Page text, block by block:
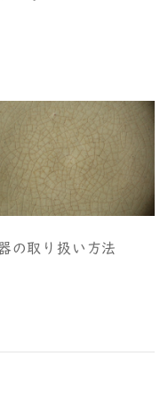
の取り扱い方法